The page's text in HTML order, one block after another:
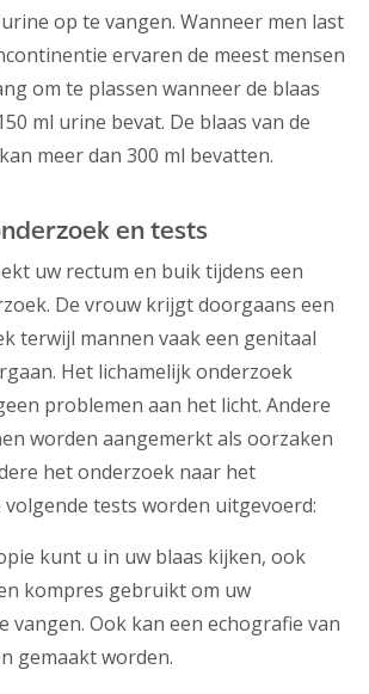
op te vangen. Wanneer men last
ervaren de meest mensen
om te plassen wanneer de blaas
ml urine bevat. De blaas van de
meer dan 300 ml bevatten.
en tests
uw rectum en buik tijdens een
De vrouw krijgt doorgaans een
terwijl mannen vaak een genitaal
Het lichamelijk onderzoek
problemen aan het licht. Andere
worden aangemerkt als oorzaken
het onderzoek naar het
volgende tests worden uitgevoerd:
kunt u in uw blaas kijken, ook
kompres gebruikt om uw
vangen. Ook kan een echografie van
gemaakt worden.